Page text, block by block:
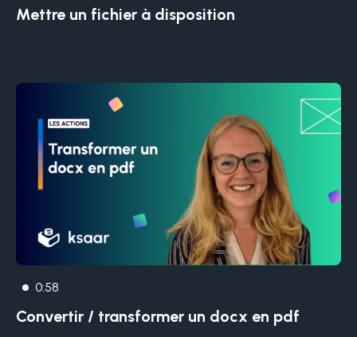
Mettre un fichier à disposition
0:58
Convertir / transformer un docx en pdf